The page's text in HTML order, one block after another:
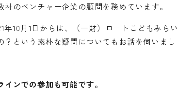
社のベンチャー企業の顧問を務めています。
年10月1日からは、（一財）ロートこどもみ
？という素朴な疑問についてもお話を伺いまし
インでの参加も可能です。